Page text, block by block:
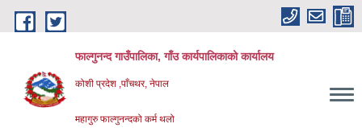
Skip to main content
फाल्गुनन्द गाउँपालिका, गाँउ कार्यपालिकाको कार्यालय
कोशी प्रदेश ,पाँचथर, नेपाल
महागुरु फाल्गुनन्दको कर्म थलो